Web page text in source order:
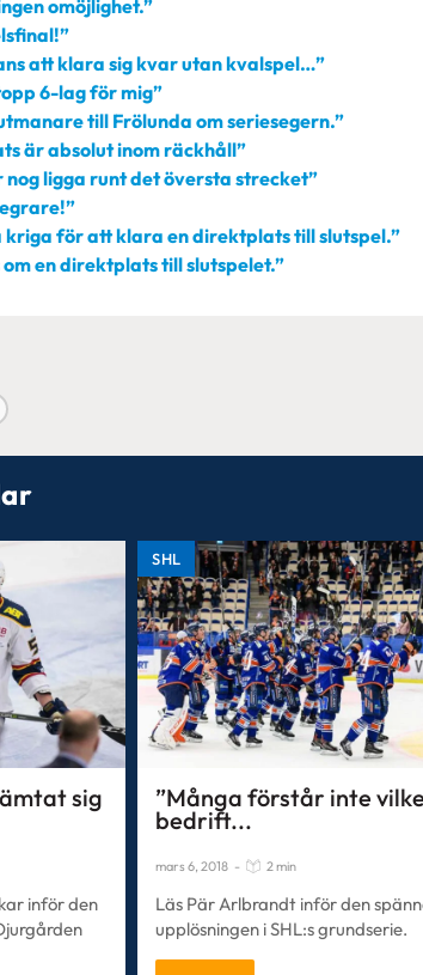
omöjlighet.”
att klara sig kvar utan kvalspel…”
6-lag för mig”
till Frölunda om seriesegern.”
är absolut inom räckhåll”
nog ligga runt det översta strecket”
kriga för att klara en direktplats till slutspel.”
om en direktplats till slutspelet.”
sig
inför den
SHL
”Många förstår inte
bedrift...
mars 6, 2018 - 2 min
Läs Pär Arlbrandt inför den
upplösningen i SHL:s grundserie.